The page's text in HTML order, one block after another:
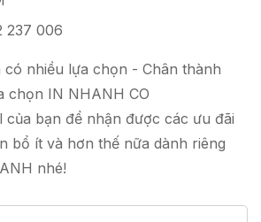
237 006
có nhiều lựa chọn - Chân thành
chọn IN NHANH CO
của bạn để nhận được các ưu đãi
bổ ít và hơn thế nữa dành riêng
nhé!